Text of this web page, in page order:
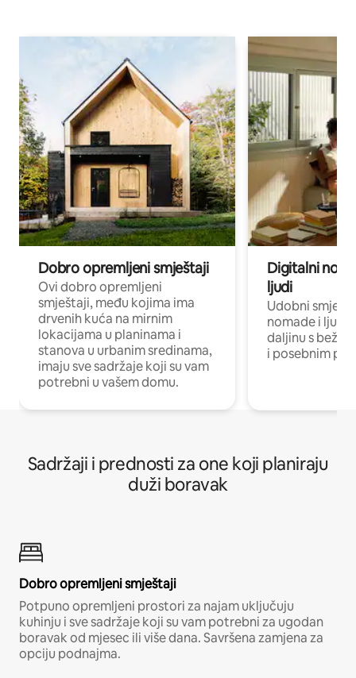
Dobro opremljeni smještaji
Ovi dobro opremljeni
smještaji, među kojima ima
drvenih kuća na mirnim
lokacijama u planinama i
stanova u urbanim sredinama,
imaju sve sadržaje koji su vam
potrebni u vašem domu.
Digitalni
ljudi
Udobni
nomade i ljude
daljinu s
i posebnim
Sadržaji i prednosti za one koji planiraju
duži boravak
Dobro opremljeni smještaji
Potpuno opremljeni prostori za najam uključuju
kuhinju i sve sadržaje koji su vam potrebni za ugodan
boravak od mjesec ili više dana. Savršena zamjena za
opciju podnajma.